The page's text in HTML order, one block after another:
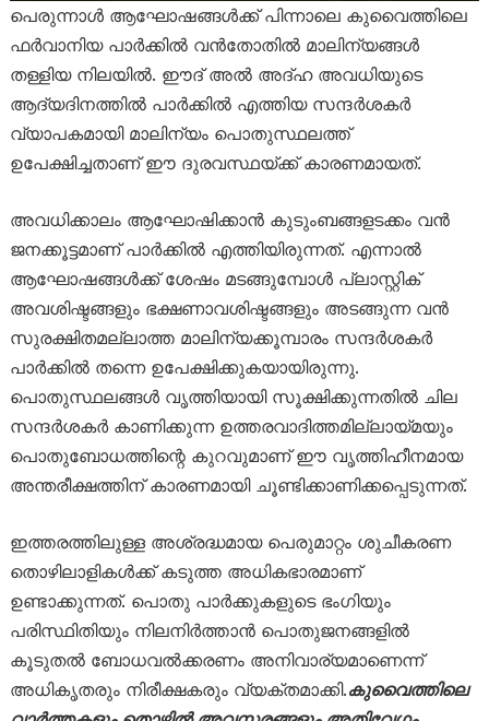
പെരുന്നാൾ ആഘോഷങ്ങൾക്ക് പിന്നാലെ കുവൈത്തിലെ
ഫർവാനിയ പാർക്കിൽ വൻതോതിൽ മാലിന്യങ്ങൾ
തള്ളിയ നിലയിൽ. ഈദ് അൽ അദ്ഹ അവധിയുടെ
ആദ്യദിനത്തിൽ പാർക്കിൽ എത്തിയ സന്ദർശകർ
വ്യാപകമായി മാലിന്യം പൊതുസ്ഥലത്ത്
ഉപേക്ഷിച്ചതാണ് ഈ ദുരവസ്ഥയ്ക്ക് കാരണമായത്.
അവധിക്കാലം ആഘോഷിക്കാൻ കുടുംബങ്ങളടക്കം വൻ
ജനക്കൂട്ടമാണ് പാർക്കിൽ എത്തിയിരുന്നത്. എന്നാൽ
ആഘോഷങ്ങൾക്ക് ശേഷം മടങ്ങുമ്പോൾ പ്ലാസ്റ്റിക്
അവശിഷ്ടങ്ങളും ഭക്ഷണാവശിഷ്ടങ്ങളും അടങ്ങുന്ന വൻ
സുരക്ഷിതമല്ലാത്ത മാലിന്യക്കൂമ്പാരം സന്ദർശകർ
പാർക്കിൽ തന്നെ ഉപേക്ഷിക്കുകയായിരുന്നു.
പൊതുസ്ഥലങ്ങൾ വൃത്തിയായി സൂക്ഷിക്കുന്നതിൽ ചില
സന്ദർശകർ കാണിക്കുന്ന ഉത്തരവാദിത്തമില്ലായ്മയും
പൊതുബോധത്തിന്റെ കുറവുമാണ് ഈ വൃത്തിഹീനമായ
അന്തരീക്ഷത്തിന് കാരണമായി ചൂണ്ടിക്കാണിക്കപ്പെടുന്നത്.
ഇത്തരത്തിലുള്ള അശ്രദ്ധമായ പെരുമാറ്റം ശുചീകരണ
തൊഴിലാളികൾക്ക് കടുത്ത അധികഭാരമാണ്
ഉണ്ടാക്കുന്നത്. പൊതു പാർക്കുകളുടെ ഭംഗിയും
പരിസ്ഥിതിയും നിലനിർത്താൻ പൊതുജനങ്ങളിൽ
കൂടുതൽ ബോധവൽക്കരണം അനിവാര്യമാണെന്ന്
അധികൃതരും നിരീക്ഷകരും വ്യക്തമാക്കി.കുവൈത്തിലെ